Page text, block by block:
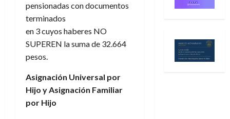
pensionadas con documentos
terminados
en 3 cuyos haberes NO
SUPEREN la suma de 32.664
pesos.
Asignación Universal por
Hijo y Asignación Familiar
por Hijo